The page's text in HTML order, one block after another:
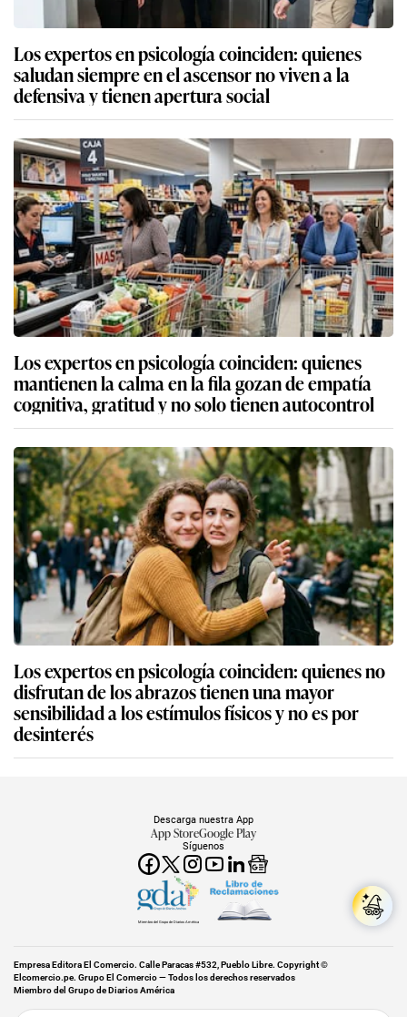
Los expertos en psicología coinciden: quienes
saludan siempre en el ascensor no viven a la
defensiva y tienen apertura social
Los expertos en psicología coinciden: quienes
mantienen la calma en la fila gozan de empatía
cognitiva, gratitud y no solo tienen autocontrol
Los expertos en psicología coinciden: quienes no
disfrutan de los abrazos tienen una mayor
sensibilidad a los estímulos físicos y no es por
desinterés
Síguenos
Descarga nuestra App
App StoreGoogle Play
Miembro del Grupo de Diarios América
Empresa Editora El Comercio. Calle Paracas #532, Pueblo Libre. Copyright ©
Elcomercio.pe. Grupo El Comercio — Todos los derechos reservados
Miembro del Grupo de Diarios América